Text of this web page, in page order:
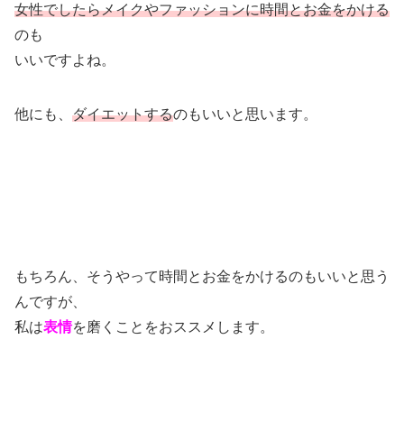
女性でしたらメイクやファッションに時間とお金をかける
のも
いいですよね。
他にも、 ダイエットするのもいいと思います。
もちろん、そうやって時間とお金をかけるのもいいと思う
んですが、
私は表情を磨くことをおススメします。